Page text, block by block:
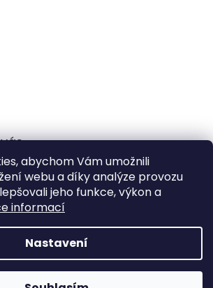
abychom Vám umožnili
webu a díky analýze provozu
jeho funkce, výkon a
informací
Nastavení
údajů
Vytvořil Shoptet